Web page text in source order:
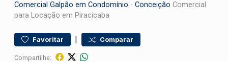
Comercial Galpão em Condomínio - Conceição Comercial
para Locação em Piracicaba
Favoritar | Comparar
Compartilhe: